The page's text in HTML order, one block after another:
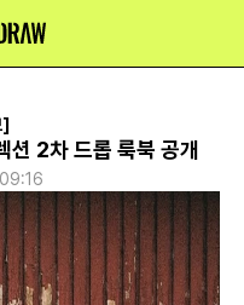
션 2차 드롭 룩북 공개